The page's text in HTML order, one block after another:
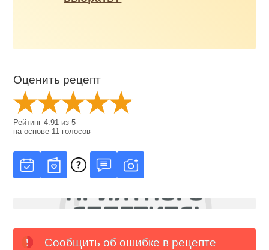
Оценить рецепт
Рейтинг4.91 из5
на основе 11 голосов
Сообщить об ошибке в рецепте